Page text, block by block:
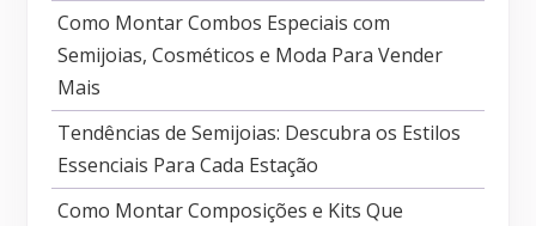
Como Montar Combos Especiais com
Semijoias, Cosméticos e Moda Para Vender
Mais
Tendências de Semijoias: Descubra os Estilos
Essenciais Para Cada Estação
Como Montar Composições e Kits Que